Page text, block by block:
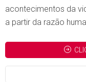
acontecimentos da
a partir da razão